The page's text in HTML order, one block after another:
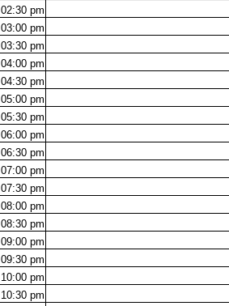
02:30 pm
03:00 pm
03:30 pm
04:00 pm
04:30 pm
05:00 pm
05:30 pm
06:00 pm
06:30 pm
07:00 pm
07:30 pm
08:00 pm
08:30 pm
09:00 pm
09:30 pm
10:00 pm
10:30 pm